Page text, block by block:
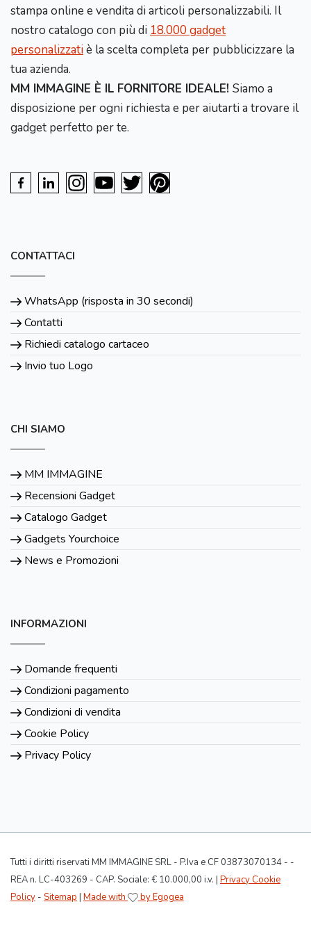
stampa online e vendita di articoli personalizzabili. Il
nostro catalogo con più di 18.000 gadget
personalizzatiè la scelta completa per pubblicizzare la
tua azienda.
MM IMMAGINE È IL FORNITORE IDEALE! Siamo a
disposizione per ogni richiesta e per aiutarti a trovare il
gadget perfetto per te.
CONTATTACI
WhatsApp (risposta in 30 secondi)
Contatti
Richiedi catalogo cartaceo
Invio tuo Logo
CHI SIAMO
MM IMMAGINE
Recensioni Gadget
Catalogo Gadget
Gadgets Yourchoice
News e Promozioni
INFORMAZIONI
Domande frequenti
Condizioni pagamento
Condizioni di vendita
Cookie Policy
Privacy Policy
Tutti i diritti riservati MM IMMAGINE SRL - P.Iva e CF 03873070134 - -
REA n. LC-403269 - CAP. Sociale: € 10.000,00 i.v. | Privacy Cookie
Policy - Sitemap | Made with by Egogea